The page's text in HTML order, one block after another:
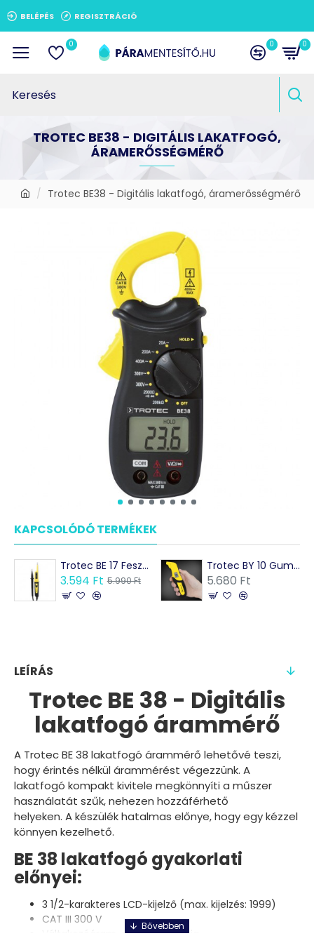
BELÉPÉS REGISZTRÁCIÓ
0 0 0
Trotec BE38 - Digitális lakatfogó, áramerősségmérő
TROTEC BE38 - DIGITÁLIS LAKATFOGÓ,
ÁRAMERŐSSÉGMÉRŐ
KAPCSOLÓDÓ TERMÉKEK
Trotec BE 17 Feszültségmérő
3.594 Ft 5.990 Ft
Trotec BY 10 Gumiabroncs nyomásmérő
5.680 Ft
LEÍRÁS
Trotec BE 38 - Digitális
lakatfogó árammérő
A Trotec BE 38 lakatfogó árammérő lehetővé teszi,
hogy érintés nélkül árammérést végezzünk. A
lakatfogó kompakt kivitele megkönnyíti a műszer
használatát szűk, nehezen hozzáférhető
helyeken. A készülék hatalmas előnye, hogy egy kézzel
könnyen kezelhető.
BE 38 lakatfogó gyakorlati
előnyei:
3 1/2-karakteres LCD-kijelző (max. kijelzés: 1999)
CAT III 300 V
Váltakozóáram-mérés 400 A-ig